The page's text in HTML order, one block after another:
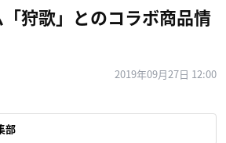
狩歌」とのコラボ商品情
2019年09月27日 12:00
部